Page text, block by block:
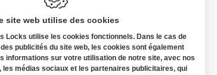
site web utilise des cookies
Locks utilise les cookies fonctionnels. Dans le cas de
publicités du site web, les cookies sont également
informations sur votre utilisation de notre site, avec nos
médias sociaux et les partenaires publicitaires, qui